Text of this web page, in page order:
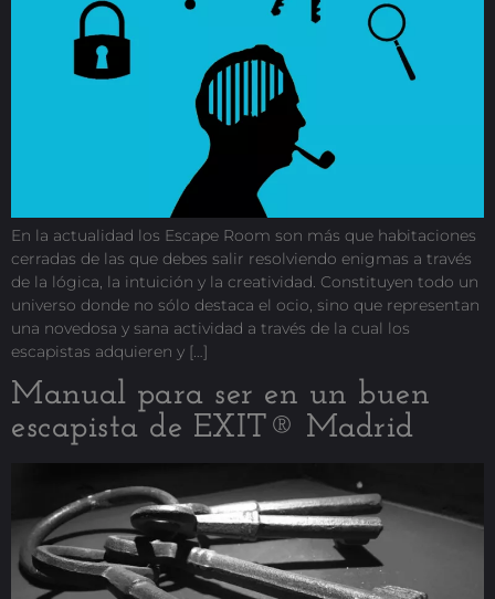
En la actualidad los Escape Room son más que habitaciones
cerradas de las que debes salir resolviendo enigmas a través
de la lógica, la intuición y la creatividad. Constituyen todo un
universo donde no sólo destaca el ocio, sino que representan
una novedosa y sana actividad a través de la cual los
escapistas adquieren y […]
Manual para ser en un buen
escapista de EXIT® Madrid